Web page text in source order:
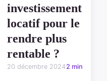
investissement
locatif pour le
rendre plus
rentable ?
20 décembre 20242 min